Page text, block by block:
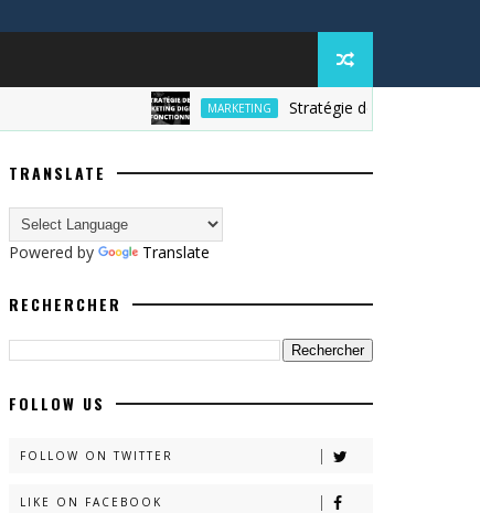
MARKETING Stratégie de marketing digital
TRANSLATE
Powered by Translate
RECHERCHER
FOLLOW US
FOLLOW ON TWITTER
LIKE ON FACEBOOK